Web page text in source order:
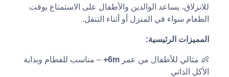
للانزلاق، يساعد الوالدين والأطفال على الاستمتاع بوقت
الطعام سواء في المنزل أو أثناء التنقل.
المميزات الرئيسية:
👶 مثالي للأطفال من عمر 6m+
– مناسب للفطام وبداية
الأكل الذاتي